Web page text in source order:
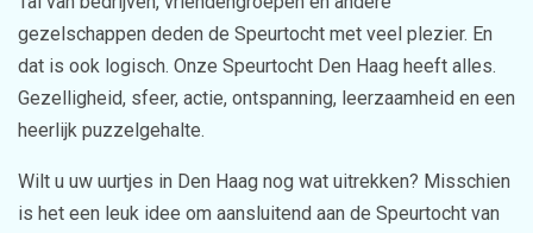
gezelschappen deden de Speurtocht met veel plezier. En
dat is ook logisch. Onze Speurtocht Den Haag heeft alles.
Gezelligheid, sfeer, actie, ontspanning, leerzaamheid en een
heerlijk puzzelgehalte.
Wilt u uw uurtjes in Den Haag nog wat uitrekken? Misschien
is het een leuk idee om aansluitend aan de Speurtocht van